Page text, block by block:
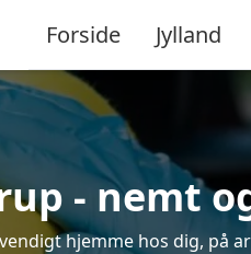
Forside Jylland
- nemt
hjemme hos dig, på